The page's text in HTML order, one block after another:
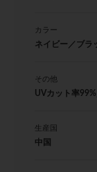
カラー
ネイビー／ブラ
その他
UVカット率
生産国
中国